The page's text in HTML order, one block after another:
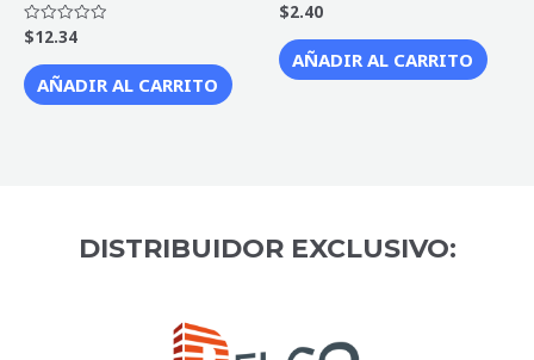
Valorado
con
de
5
$12.34
AÑADIR AL CARRITO
Valorado
con
de
5
$2.40
AÑADIR AL CARRITO
DISTRIBUIDOR EXCLUSIVO: